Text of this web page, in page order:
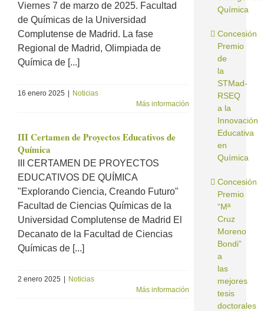
Viernes 7 de marzo de 2025. Facultad
de Químicas de la Universidad
Complutense de Madrid. La fase
Regional de Madrid, Olimpiada de
Química de [...]
16 enero 2025
Noticias
Más información
III Certamen de Proyectos Educativos de
Química
III CERTAMEN DE PROYECTOS
EDUCATIVOS DE QUÍMICA
"Explorando Ciencia, Creando Futuro"
Facultad de Ciencias Químicas de la
Universidad Complutense de Madrid El
Decanato de la Facultad de Ciencias
Químicas de [...]
2 enero 2025
Noticias
Más información
Química
Concesión
Premio
de
la
STMad-
RSEQ
a la
Innovación
Educativa
en
Química
Concesión
Premio
“Mª
Cruz
Moreno
Bondi”
a
las
mejores
tesis
doctorales